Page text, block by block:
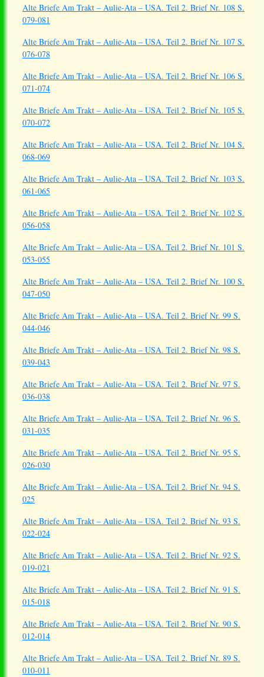
Alte Briefe Am Trakt – Aulie-Ata – USA. Teil 2. Brief Nr. 108 S.
079-081
Alte Briefe Am Trakt – Aulie-Ata – USA. Teil 2. Brief Nr. 107 S.
076-078
Alte Briefe Am Trakt – Aulie-Ata – USA. Teil 2. Brief Nr. 106 S.
071-074
Alte Briefe Am Trakt – Aulie-Ata – USA. Teil 2. Brief Nr. 105 S.
070-072
Alte Briefe Am Trakt – Aulie-Ata – USA. Teil 2. Brief Nr. 104 S.
068-069
Alte Briefe Am Trakt – Aulie-Ata – USA. Teil 2. Brief Nr. 103 S.
061-065
Alte Briefe Am Trakt – Aulie-Ata – USA. Teil 2. Brief Nr. 102 S.
056-058
Alte Briefe Am Trakt – Aulie-Ata – USA. Teil 2. Brief Nr. 101 S.
053-055
Alte Briefe Am Trakt – Aulie-Ata – USA. Teil 2. Brief Nr. 100 S.
047-050
Alte Briefe Am Trakt – Aulie-Ata – USA. Teil 2. Brief Nr. 99 S.
044-046
Alte Briefe Am Trakt – Aulie-Ata – USA. Teil 2. Brief Nr. 98 S.
039-043
Alte Briefe Am Trakt – Aulie-Ata – USA. Teil 2. Brief Nr. 97 S.
036-038
Alte Briefe Am Trakt – Aulie-Ata – USA. Teil 2. Brief Nr. 96 S.
031-035
Alte Briefe Am Trakt – Aulie-Ata – USA. Teil 2. Brief Nr. 95 S.
026-030
Alte Briefe Am Trakt – Aulie-Ata – USA. Teil 2. Brief Nr. 94 S.
025
Alte Briefe Am Trakt – Aulie-Ata – USA. Teil 2. Brief Nr. 93 S.
022-024
Alte Briefe Am Trakt – Aulie-Ata – USA. Teil 2. Brief Nr. 92 S.
019-021
Alte Briefe Am Trakt – Aulie-Ata – USA. Teil 2. Brief Nr. 91 S.
015-018
Alte Briefe Am Trakt – Aulie-Ata – USA. Teil 2. Brief Nr. 90 S.
012-014
Alte Briefe Am Trakt – Aulie-Ata – USA. Teil 2. Brief Nr. 89 S.
010-011